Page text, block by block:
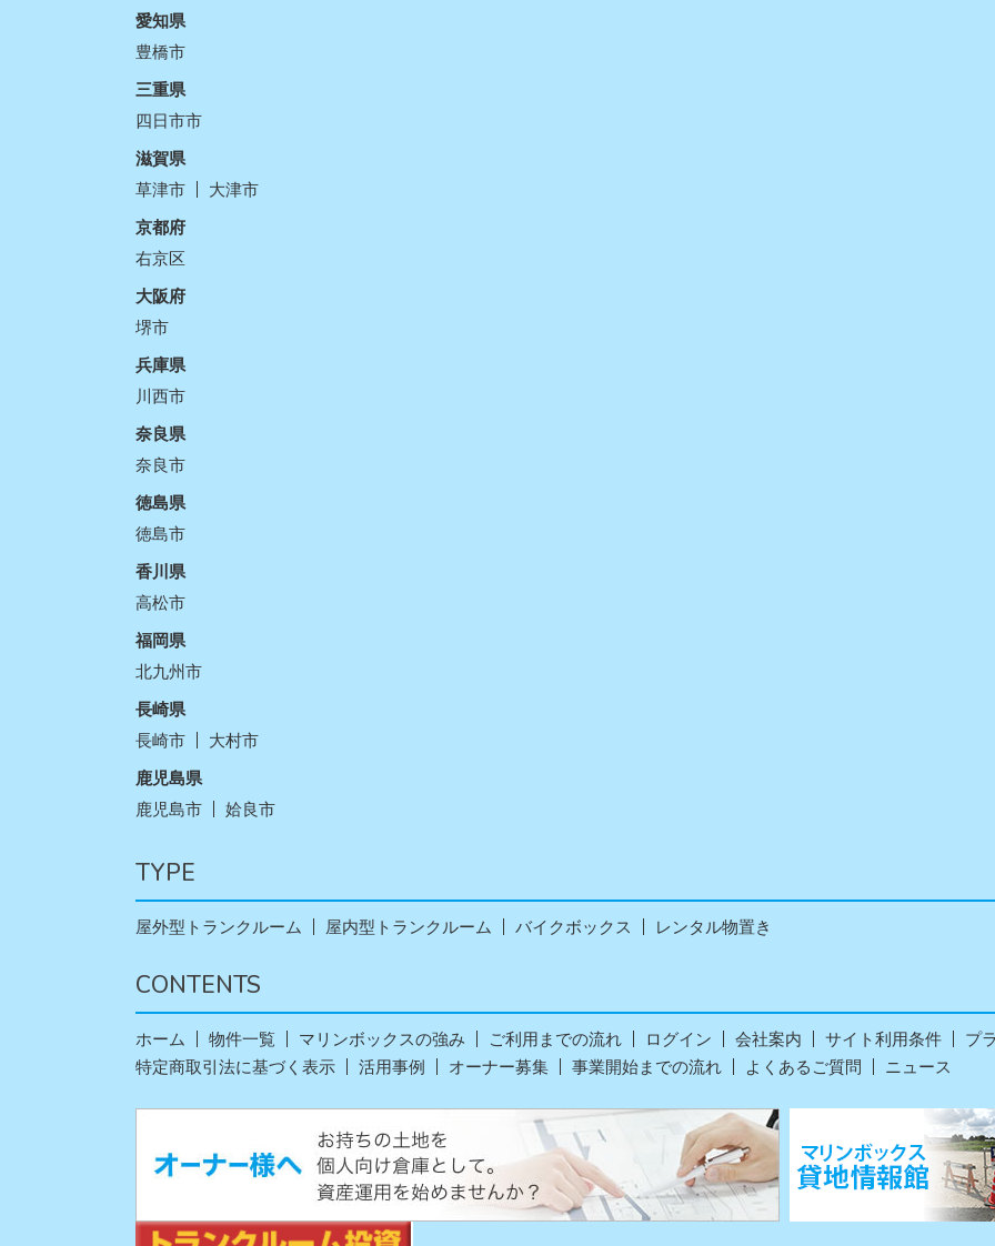
愛知県
豊橋市
三重県
四日市市
滋賀県
草津市
大津市
京都府
右京区
大阪府
堺市
兵庫県
川西市
奈良県
奈良市
徳島県
徳島市
香川県
高松市
福岡県
北九州市
長崎県
長崎市
大村市
鹿児島県
鹿児島市
姶良市
TYPE
屋外型トランクルーム 屋内型トランクルーム バイクボックス レンタル物置き
CONTENTS
ホーム 物件一覧 マリンボックスの強み ご利用までの流れ ログイン 会社案内 サイト利用条件
プ
特定商取引法に基づく表示
活用事例 オーナー募集 事業開始までの流れ よくあるご質問 ニュース